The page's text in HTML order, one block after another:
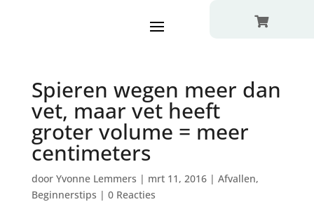

Spieren wegen meer dan
vet, maar vet heeft
groter volume = meer
centimeters
door Yvonne Lemmers | mrt 11, 2016| Afvallen,
Beginnerstips | 0 Reacties